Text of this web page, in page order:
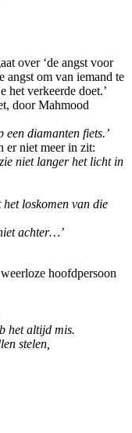
over ‘de angst voor
angst om van iemand te
het verkeerde doet.’
door Mahmood
een diamanten fiets.’
er niet meer in zit:
niet langer het licht in
het loskomen van die
achter…’
hoofdpersoon
het altijd mis.
stelen,